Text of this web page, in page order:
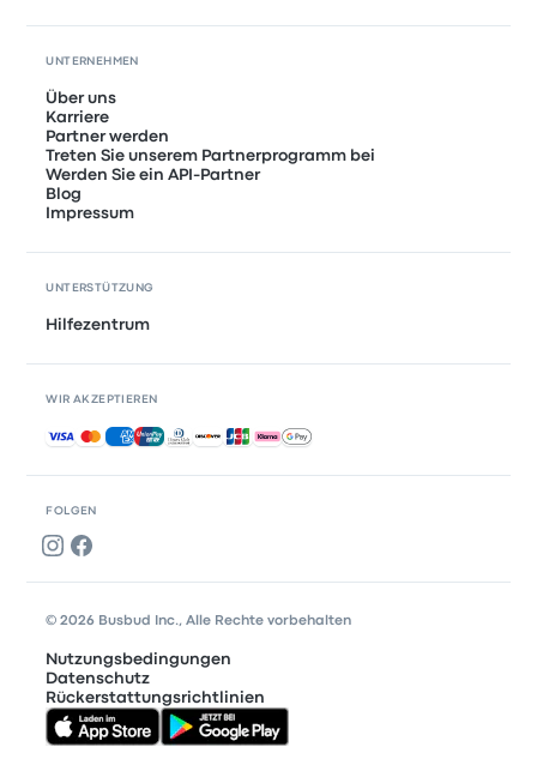
FOLGEN
UNTERNEHMEN
Über uns
Karriere
Partner werden
Treten Sie unserem Partnerprogramm bei
Werden Sie ein API-Partner
Blog
Impressum
UNTERSTÜTZUNG
Hilfezentrum
WIR AKZEPTIEREN
Akzeptierte Zahlungsmethoden
© 2026 Busbud Inc., Alle Rechte vorbehalten
Nutzungsbedingungen
Datenschutz
Rückerstattungsrichtlinien